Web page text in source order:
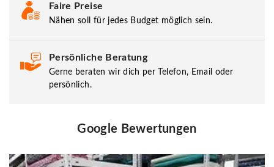
Faire Preise
Nähen soll für jedes Budget möglich sein.
Persönliche Beratung
Gerne beraten wir dich per Telefon, Email oder
persönlich.
Google Bewertungen